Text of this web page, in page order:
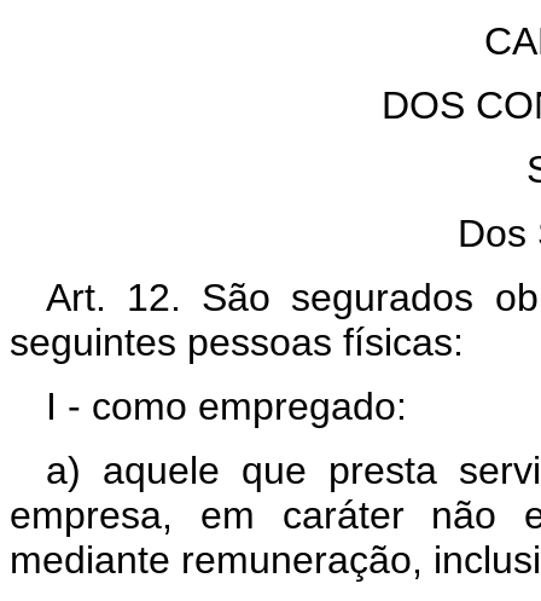
DOS
Dos
Art. 12. São segurados
seguintes pessoas físicas:
I - como empregado:
a) aquele que presta
empresa, em caráter não
mediante remuneração,